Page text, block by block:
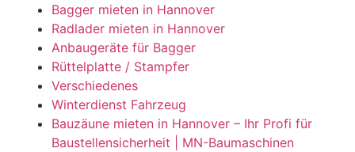
Bagger mieten in Hannover
Radlader mieten in Hannover
Anbaugeräte für Bagger
Rüttelplatte / Stampfer
Verschiedenes
Winterdienst Fahrzeug
Bauzäune mieten in Hannover – Ihr Profi für
Baustellensicherheit | MN-Baumaschinen